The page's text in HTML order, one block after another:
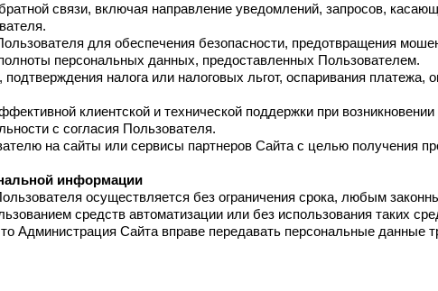
связи, включая направление уведомлений, запросов,
для обеспечения безопасности, предотвращения
персональных данных, предоставленных Пользователем.
налога или налоговых льгот, оспаривания платежа,
клиентской и технической поддержки при
с согласия Пользователя.
на сайты или сервисы партнеров Сайта с целью получения
информации
осуществляется без ограничения срока, любым
средств автоматизации или без использования таких
Администрация Сайта вправе передавать персональные данные